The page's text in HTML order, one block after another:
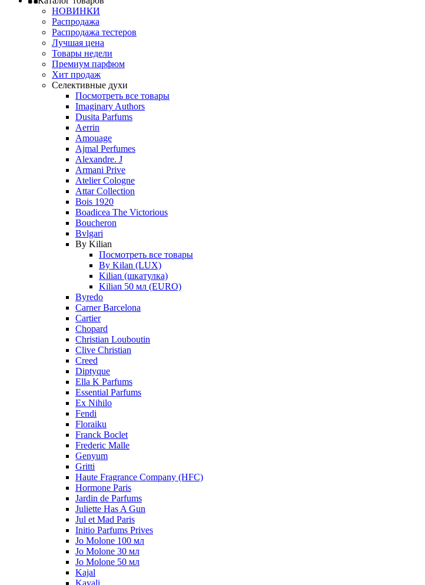
НОВИНКИ
Распродажа
Распродажа тестеров
Лучшая цена
Товары недели
Премиум парфюм
Хит продаж
Селективные духи
Посмотреть все товары
Imaginary Authors
Dusita Parfums
Aerrin
Amouage
Ajmal Perfumes
Alexandre. J
Armani Prive
Atelier Cologne
Attar Collection
Bois 1920
Boadicea The Victorious
Boucheron
Bvlgari
By Kilian
Посмотреть все товары
By Kilan (LUX)
Kilian (шкатулка)
Kilian 50 мл (EURO)
Byredo
Carner Barcelona
Cartier
Chopard
Christian Louboutin
Clive Christian
Creed
Diptyque
Ella K Parfums
Essential Parfums
Ex Nihilo
Fendi
Floraiku
Franck Boclet
Frederic Malle
Genyum
Gritti
Haute Fragrance Company (HFC)
Hormone Paris
Jardin de Parfums
Juliette Has A Gun
Jul et Mad Paris
Initio Parfums Prives
Jo Molone 100 мл
Jo Molone 30 мл
Jo Molone 50 мл
Kajal
Kayali